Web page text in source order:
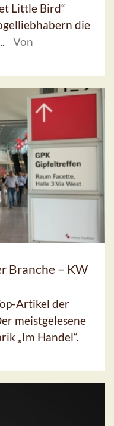
Little Bird“
die
Von
Branche – KW
Artikel der
meistgelesene
„Im Handel“.